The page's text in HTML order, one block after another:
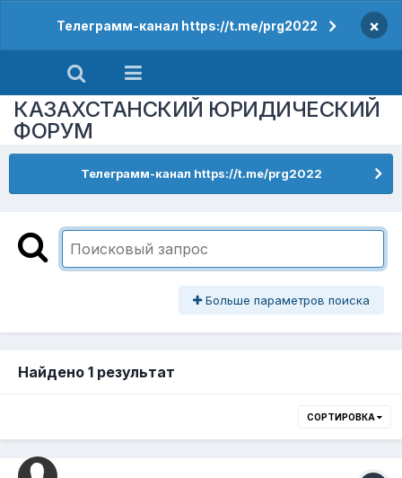
Телеграмм-канал https://t.me/prg2022 ×
КАЗАХСТАНСКИЙ ЮРИДИЧЕСКИЙ
ФОРУМ
Телеграмм-канал https://t.me/prg2022
Больше параметров поиска
Найдено 1 результат
СОРТИРОВКА